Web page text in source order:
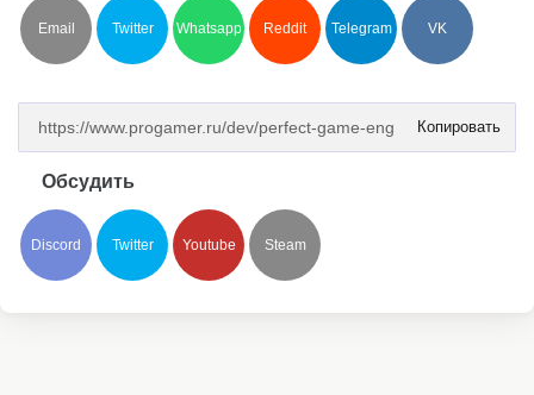
Email Twitter Whatsapp Reddit Telegram VK
Копировать
Обсудить
Discord Twitter Youtube Steam